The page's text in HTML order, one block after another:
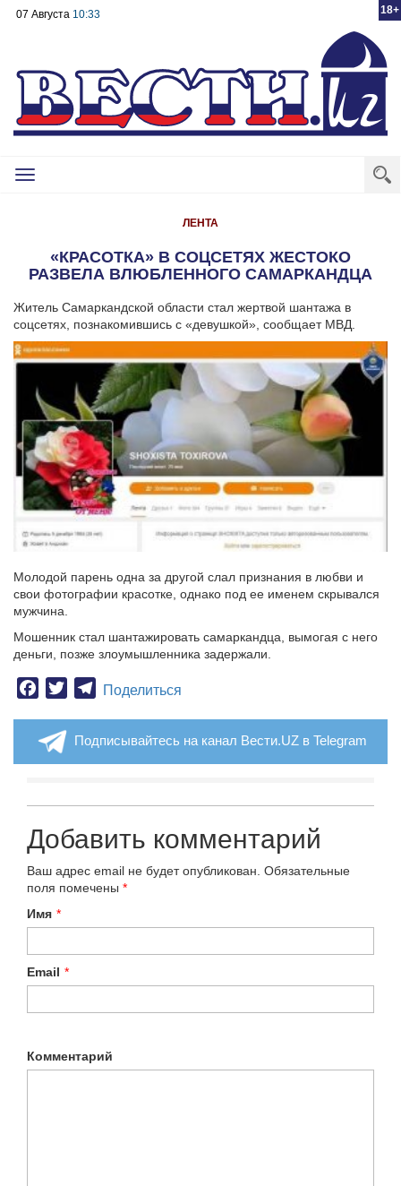
18+
07 Августа 10:33
Toggle
ЛЕНТА
«КРАСОТКА» В СОЦСЕТЯХ ЖЕСТОКО
РАЗВЕЛА ВЛЮБЛЕННОГО САМАРКАНДЦА
Житель Самаркандской области стал жертвой шантажа в
соцсетях, познакомившись с «девушкой», сообщает МВД.
Молодой парень одна за другой слал признания в любви и
свои фотографии красотке, однако под ее именем скрывался
мужчина.
Мошенник стал шантажировать самаркандца, вымогая с него
деньги, позже злоумышленника задержали.
Facebook
TwitterTelegram
Поделиться
Подписывайтесь на канал Вести.UZ в Telegram
Добавить комментарий
Ваш адрес email не будет опубликован. Обязательные
поля помечены *
Имя *
Email *
Комментарий